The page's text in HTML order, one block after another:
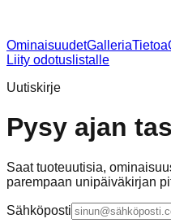
OminaisuudetGalleriaTietoa
Liity odotuslistalle
Uutiskirje
Pysy ajan
Saat tuoteuutisia,
parempaan unipäiväkirjan
Sähköposti